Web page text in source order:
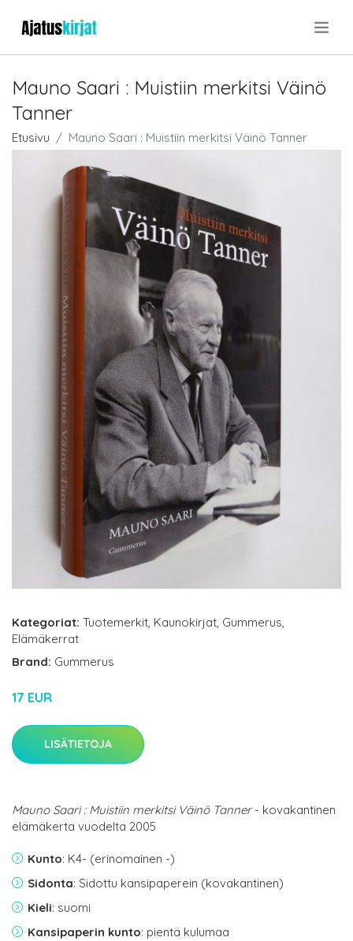
Mauno Saari : Muistiin merkitsi Väinö
Tanner
Etusivu Mauno Saari : Muistiin merkitsi Väinö Tanner
Kategoriat: Tuotemerkit, Kaunokirjat, Gummerus,
Elämäkerrat
Brand: Gummerus
17 EUR
LISÄTIETOJA
Mauno Saari : Muistiin merkitsi Väinö Tanner- kovakantinen
elämäkerta vuodelta 2005
Kunto: K4- (erinomainen -)
Sidonta: Sidottu kansipaperein (kovakantinen)
Kieli: suomi
Kansipaperin kunto: pientä kulumaa